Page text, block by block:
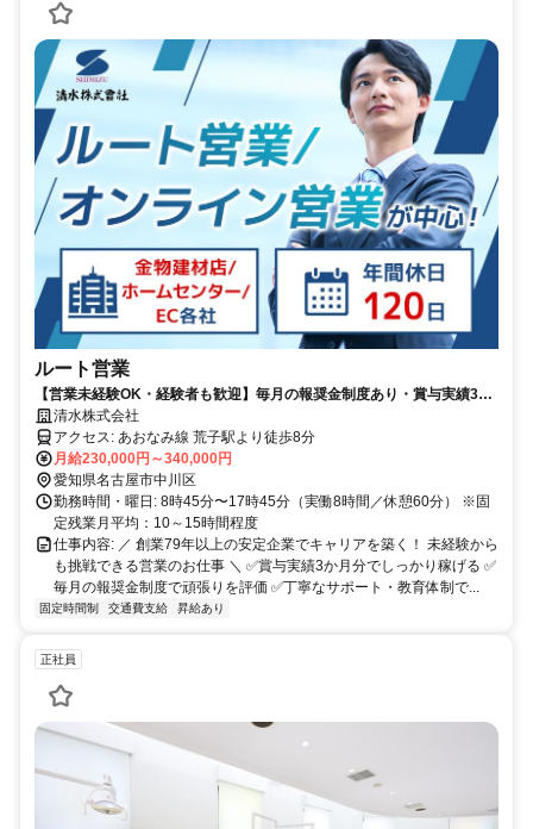
ルート営業
【営業未経験OK・経験者も歓迎】毎月の報奨金制度あり・賞与実績3か
月分／創業79年以上の歴史／丁寧な教育体制
清水株式会社
アクセス: あおなみ線 荒子駅より徒歩8分
月給230,000円～340,000円
愛知県名古屋市中川区
勤務時間・曜日: 8時45分〜17時45分（実働8時間／休憩60分） ※固
定残業月平均：10～15時間程度
仕事内容: ／ 創業79年以上の安定企業でキャリアを築く！ 未経験から
も挑戦できる営業のお仕事 ＼ ✅賞与実績3か月分でしっかり稼げる ✅
毎月の報奨金制度で頑張りを評価 ✅丁寧なサポート・教育体制で...
固定時間制 交通費支給 昇給あり
正社員